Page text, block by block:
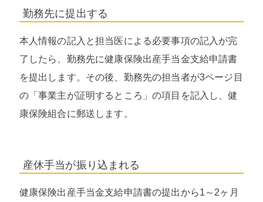
勤務先に提出する
本人情報の記入と担当医による必要事項の記入が完
了したら、勤務先に健康保険出産手当金支給申請書
を提出します。その後、勤務先の担当者が3ページ目
の「事業主が証明するところ」の項目を記入し、健
康保険組合に郵送します。
産休手当が振り込まれる
健康保険出産手当金支給申請書の提出から1～2ヶ月